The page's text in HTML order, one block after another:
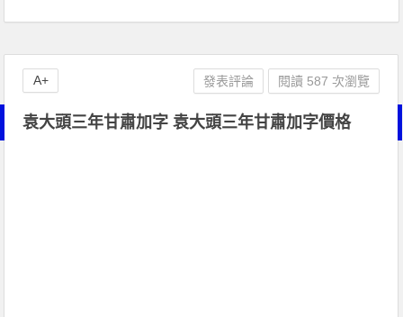
袁大頭三年甘肅加字 袁大頭三年甘肅加字價格
發表評論 閱讀 587 次瀏覽
A+